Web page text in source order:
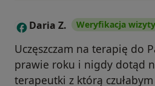
D Daria Z. Weryfikacja wizyty
Uczęszczam na terapię do
prawie roku i nigdy dotąd
terapeutki z którą